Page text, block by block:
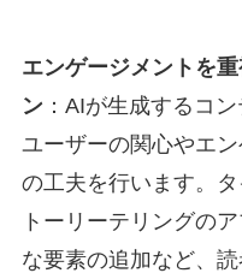
エンゲージメントを
ン：AIが生成するコン
ユーザーの関心やエ
の工夫を行います。
トーリーテリングの
な要素の追加など、